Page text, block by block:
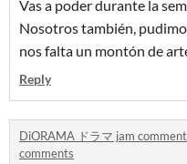
Vas a poder durante la
Nosotros también,
nos falta un montón de
Reply
DiORAMA ドラマ jam
comments